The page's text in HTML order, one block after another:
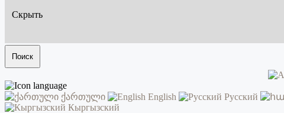
Скрыть
Поиск
ქართული English Русский
Кыргызский